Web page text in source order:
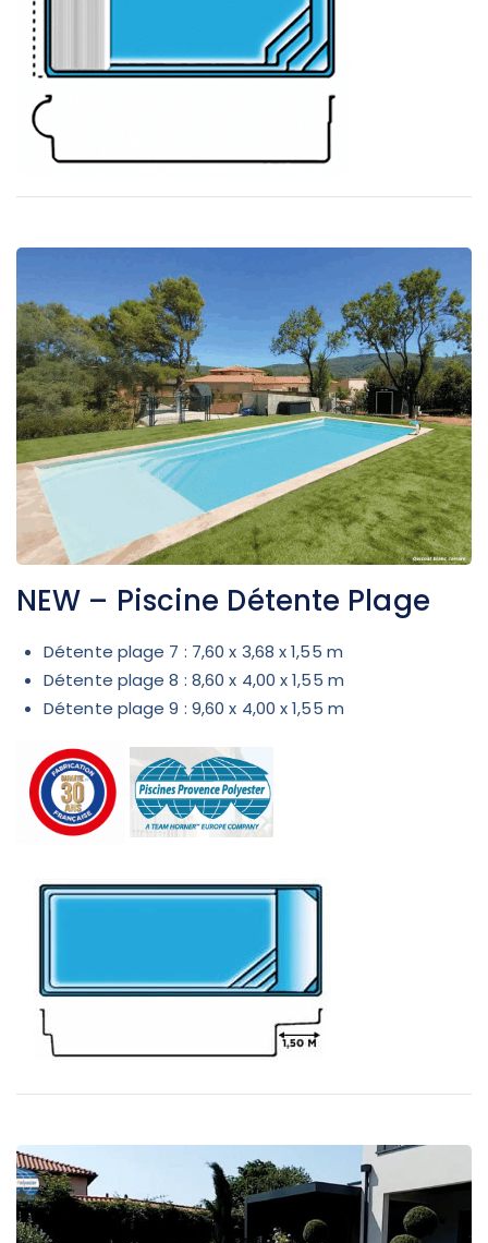
NEW – Piscine Détente Plage
Détente plage 7 : 7,60 x 3,68 x 1,55 m
Détente plage 8 : 8,60 x 4,00 x 1,55 m
Détente plage 9 : 9,60 x 4,00 x 1,55 m